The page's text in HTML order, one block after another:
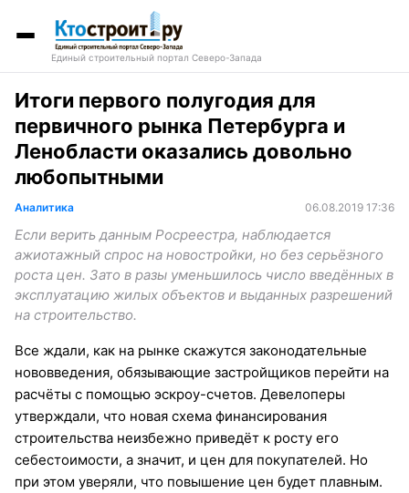
Единый строительный портал Северо-Запада
Итоги первого полугодия для
первичного рынка Петербурга и
Ленобласти оказались довольно
любопытными
Аналитика 06.08.2019 17:36
Если верить данным Росреестра, наблюдается
ажиотажный спрос на новостройки, но без серьёзного
роста цен. Зато в разы уменьшилось число введённых в
эксплуатацию жилых объектов и выданных разрешений
на строительство.
Все ждали, как на рынке скажутся законодательные
нововведения, обязывающие застройщиков перейти на
расчёты с помощью эскроу-счетов. Девелоперы
утверждали, что новая схема финансирования
строительства неизбежно приведёт к росту его
себестоимости, а значит, и цен для покупателей. Но
при этом уверяли, что повышение цен будет плавным.